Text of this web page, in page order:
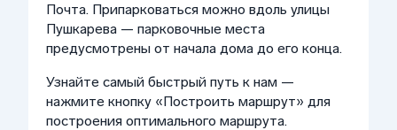
Почта. Припарковаться можно вдоль улицы
Пушкарева — парковочные места
предусмотрены от начала дома до его конца.
Узнайте самый быстрый путь к нам —
нажмите кнопку «Построить маршрут» для
построения оптимального маршрута.